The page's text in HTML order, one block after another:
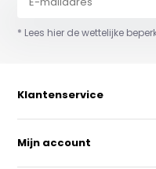
* Lees hier de wettelijke
Klantenservice
Mijn account